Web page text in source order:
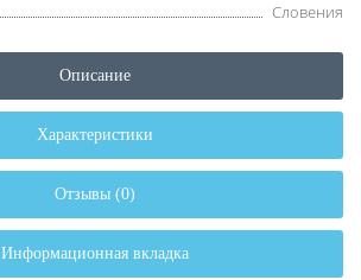
Словения
Описание
Характеристики
Отзывы (0)
Информационная вкладка